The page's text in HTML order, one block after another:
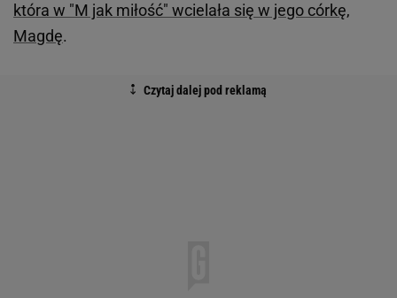
która w "M jak miłość" wcielała się w jego córkę,
Magdę.